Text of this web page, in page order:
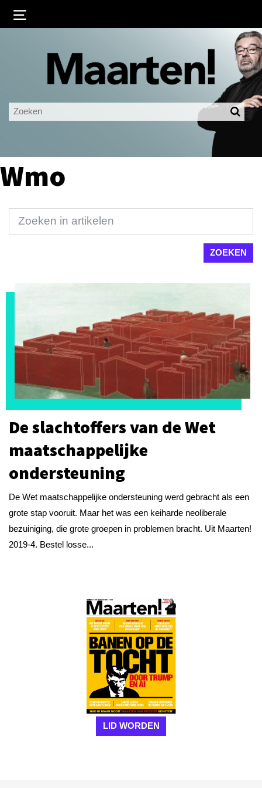
Ingelogd blijven
LOGIN
Wmo
De slachtoffers van de Wet
maatschappelijke
ondersteuning
De Wet maatschappelijke ondersteuning werd gebracht als een
grote stap vooruit. Maar het was een keiharde neoliberale
bezuiniging, die grote groepen in problemen bracht. Uit Maarten!
2019-4. Bestel losse...
LID WORDEN